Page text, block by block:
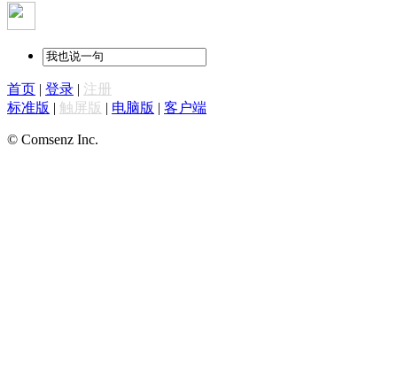
首页 | 登录 | 注册
标准版 | 触屏版 | 电脑版 | 客户端
© Comsenz Inc.